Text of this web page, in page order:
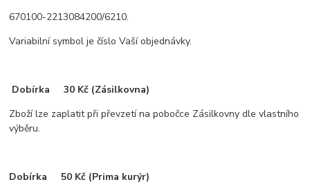
670100-2213084200/6210.
Variabilní symbol je číslo Vaší objednávky.
Dobírka 30 Kč (Zásilkovna)
Zboží lze zaplatit při převzetí na pobočce Zásilkovny dle vlastního
výběru.
Dobírka 50 Kč (Prima kurýr)